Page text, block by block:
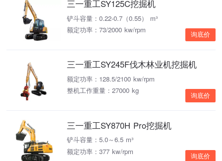
三一重工SY125C挖掘机
铲斗容量：0.22-0.7（0.55） m³
额定功率：73/2000 kw/rpm
询底价
三一重工SY245F伐木林业机挖掘机
额定功率：128.5/2100 kw/rpm
整机工作重量：27000 kg
询底价
三一重工SY870H Pro挖掘机
铲斗容量：5.0～6.5 m³
额定功率：377 kw/rpm
询底价